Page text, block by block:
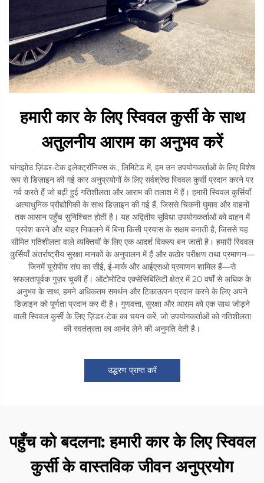
हमारी कार के लिए स्विवल कुर्सी के साथ
अतुलनीय आराम का अनुभव करें
चांगझोउ ज़िंडर-टेक इलेक्ट्रॉनिक्स कं., लिमिटेड में, हम उन उपयोगकर्ताओं के लिए विशेष
रूप से डिज़ाइन की गई कार अनुप्रयोगों के लिए सर्वश्रेष्ठ स्विवल कुर्सी प्रदान करने पर
गर्व करते हैं जो बढ़ी हुई गतिशीलता और आराम की तलाश में हैं। हमारी स्विवल कुर्सियाँ
अत्याधुनिक प्रौद्योगिकी के साथ डिज़ाइन की गई हैं, जिससे चिकनी घुमाव और वाहनों
तक आसान पहुँच सुनिश्चित होती है। यह अद्वितीय सुविधा उपयोगकर्ताओं को वाहन में
प्रवेश करने और बाहर निकलने में बिना किसी प्रयास के सक्षम बनाती है, जिससे यह
सीमित गतिशीलता वाले व्यक्तियों के लिए एक आदर्श विकल्प बन जाती है। हमारी स्विवल
कुर्सियाँ अंतर्राष्ट्रीय सुरक्षा मानकों के अनुपालन में हैं और कठोर परीक्षण तथा प्रमाणन—
जिनमें यूरोपीय संघ का सीई, ई-मार्क और आईएसओ प्रमाणन शामिल हैं—से
सफलतापूर्वक गुज़र चुकी हैं। ऑटोमोटिव एक्सेसिबिलिटी क्षेत्र में 20 वर्षों से अधिक के
अनुभव के साथ, हमने अधिकतम समर्थन और टिकाऊपन प्रदान करने के लिए अपने
डिज़ाइन को पूर्णता प्रदान कर दी है। गुणवत्ता, सुरक्षा और आराम को एक साथ जोड़ने
वाली स्विवल कुर्सी के लिए ज़िंडर-टेक का चयन करें, जो उपयोगकर्ताओं को गतिशीलता
की स्वतंत्रता का आनंद लेने की अनुमति देती है।
उद्धरण प्राप्त करें
पहुँच को बदलना: हमारी कार के लिए स्विवल
कुर्सी के वास्तविक जीवन अनुप्रयोग